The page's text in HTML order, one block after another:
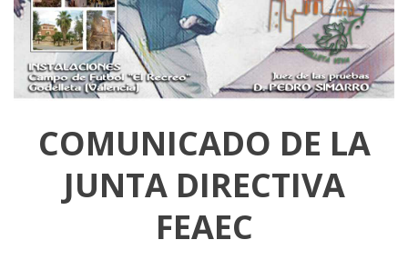
COMUNICADO DE LA
JUNTA DIRECTIVA
FEAEC